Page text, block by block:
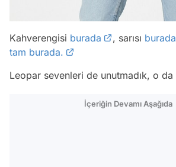
Kahverengisi burada , sarısı burada
tam burada.
Leopar sevenleri de unutmadık, o da
İçeriğin Devamı Aşağıda